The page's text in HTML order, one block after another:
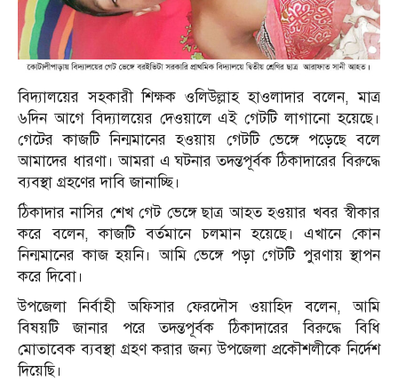
বিদ্যালয়ের সহকারী শিক্ষক ওলিউল্লাহ হাওলাদার বলেন, মাত্র
৬দিন আগে বিদ্যালয়ের দেওয়ালে এই গেটটি লাগানো হয়েছে।
গেটের কাজটি নিন্মমানের হওয়ায় গেটটি ভেঙ্গে পড়েছে বলে
আমাদের ধারণা। আমরা এ ঘটনার তদন্তপূর্বক ঠিকাদারের বিরুদ্ধে
ব্যবস্থা গ্রহণের দাবি জানাচ্ছি।
ঠিকাদার নাসির শেখ গেট ভেঙ্গে ছাত্র আহত হওয়ার খবর স্বীকার
করে বলেন, কাজটি বর্তমানে চলমান হয়েছে। এখানে কোন
নিন্মমানের কাজ হয়নি। আমি ভেঙ্গে পড়া গেটটি পুরণায় স্থাপন
করে দিবো।
উপজেলা নির্বাহী অফিসার ফেরদৌস ওয়াহিদ বলেন, আমি
বিষয়টি জানার পরে তদন্তপূর্বক ঠিকাদারের বিরুদ্ধে বিধি
মোতাবেক ব্যবস্থা গ্রহণ করার জন্য উপজেলা প্রকৌশলীকে নির্দেশ
দিয়েছি।